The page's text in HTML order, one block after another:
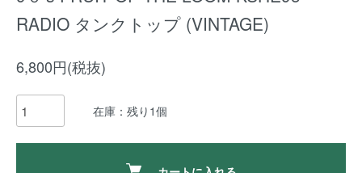
RADIO タンクトップ (VINTAGE)
6,800円(税抜)
在庫：残り1個